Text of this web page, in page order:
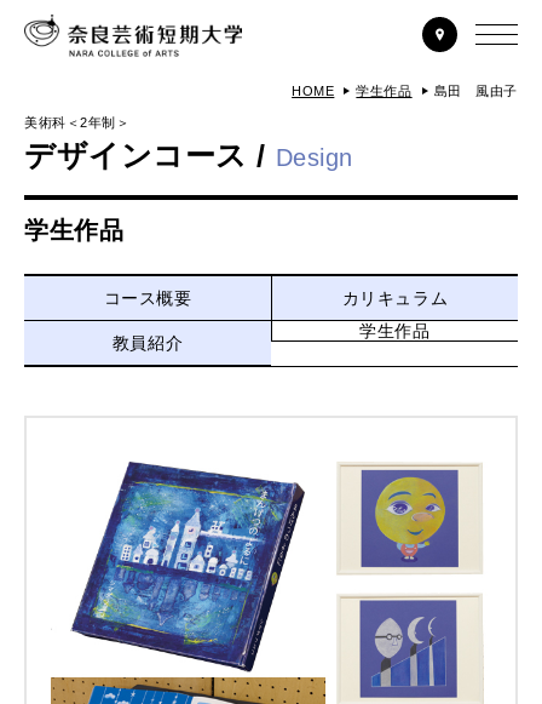
HOME 学生作品 島田 風由子
美術科＜2年制＞
デザインコース / Design
学生作品
コース概要 カリキュラム
教員紹介
学生作品